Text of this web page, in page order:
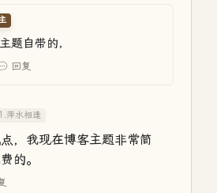
主题自带的，
回复
萍水相逢
，我现在博客主题非常简
的。